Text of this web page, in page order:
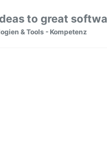
to great
& Tools - Kompetenz